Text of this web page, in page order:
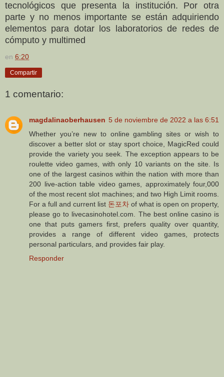
tecnológicos que presenta la institución. Por otra
parte y no menos importante se están adquiriendo
elementos para dotar los laboratorios de redes de
cómputo y multimed
en 6:20
Compartir
1 comentario:
magdalinaoberhausen 5 de noviembre de 2022 a las 6:51
Whether you’re new to online gambling sites or wish to
discover a better slot or stay sport choice, MagicRed could
provide the variety you seek. The exception appears to be
roulette video games, with only 10 variants on the site. Is
one of the largest casinos within the nation with more than
200 live-action table video games, approximately four,000
of the most recent slot machines; and two High Limit rooms.
For a full and current list 돈포차 of what is open on property,
please go to livecasinohotel.com. The best online casino is
one that puts gamers first, prefers quality over quantity,
provides a range of different video games, protects
personal particulars, and provides fair play.
Responder